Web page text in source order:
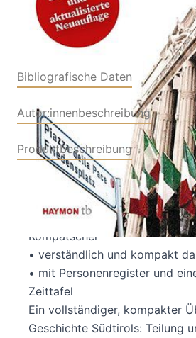
kartoniert
925-3
Bibliografische Daten
Autor:innenbeschreibung
Produktbeschreibung
DAS STANDARDWERK ÜBER
• mit einem Beitrag über den
Landeshauptmann von
Kompatscher
• verständlich und kompakt
• mit Personenregister und
Zeittafel
Ein vollständiger, kompakter
Geschichte Südtirols: Teilung